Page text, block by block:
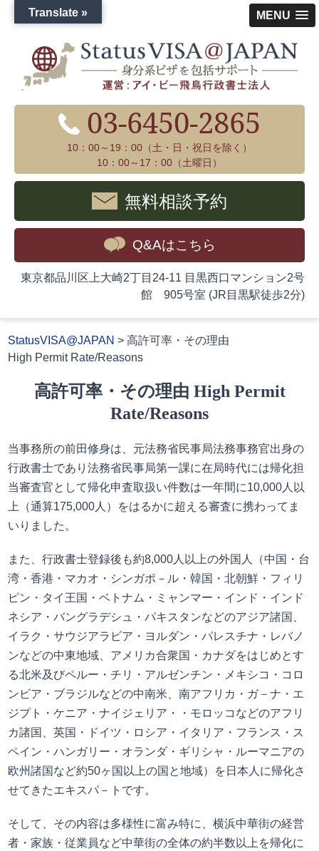
MENU
03-6450-2865
10：00～19：00（土・日・祝日を除く）
10：00～17：00（土曜日）
無料相談予約
Q&Aはこちら
東京都品川区上大崎2丁目24-11 目黒西口マンション2号
館 905号室 (JR目黒駅徒歩2分)
StatusVISA@JAPAN >高許可率・その理由
High Permit Rate/Reasons
高許可率・その理由 High Permit
Rate/Reasons
当事務所の前田修身は、元法務省民事局法務事務官出身の
行政書士であり法務省民事局第一課に在局時代には帰化担
当審査官として帰化申査取扱い件数は一年間に10,000人以
上（通算175,000人）をはるかに超える審査に携わってま
いりました。
また、行政書士登録後も約8,000人以上の外国人（中国・台
湾・香港・マカオ・シンガポ－ル・韓国・北朝鮮・フィリ
ピン・タイ王国・ベトナム・ミャンマー・インド・インド
ネシア・バングラデシュ・パキスタンなどのアジア諸国、
イラク・サウジアラビア・ヨルダン・パレスチナ・レバノ
ンなどの中東地域、アメリカ合衆国・カナダをはじめとす
る北米及びペルー・チリ・アルゼンチン・メキシコ・コロ
ンビア・ブラジルなどの中南米、南アフリカ・ガ－ナ・エ
ジプト・ケニア・ナイジェリア・・モロッコなどのアフリ
カ諸国、英国・ドイツ・ロシア・イタリア・フランス・ス
ペイン・ハンガリー・オランダ・ギリシャ・ルーマニアの
欧州諸国など約50ヶ国以上の国と地域）を日本人に帰化さ
せてきたエキスパ－トです。
そして、その内容は多様性に富み特に、横浜中華街の経営
者・家族・従業員など中華街の全体の約半数以上を帰化に
Translate »